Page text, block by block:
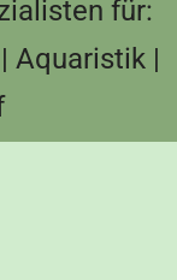
für:
Aquaristik |